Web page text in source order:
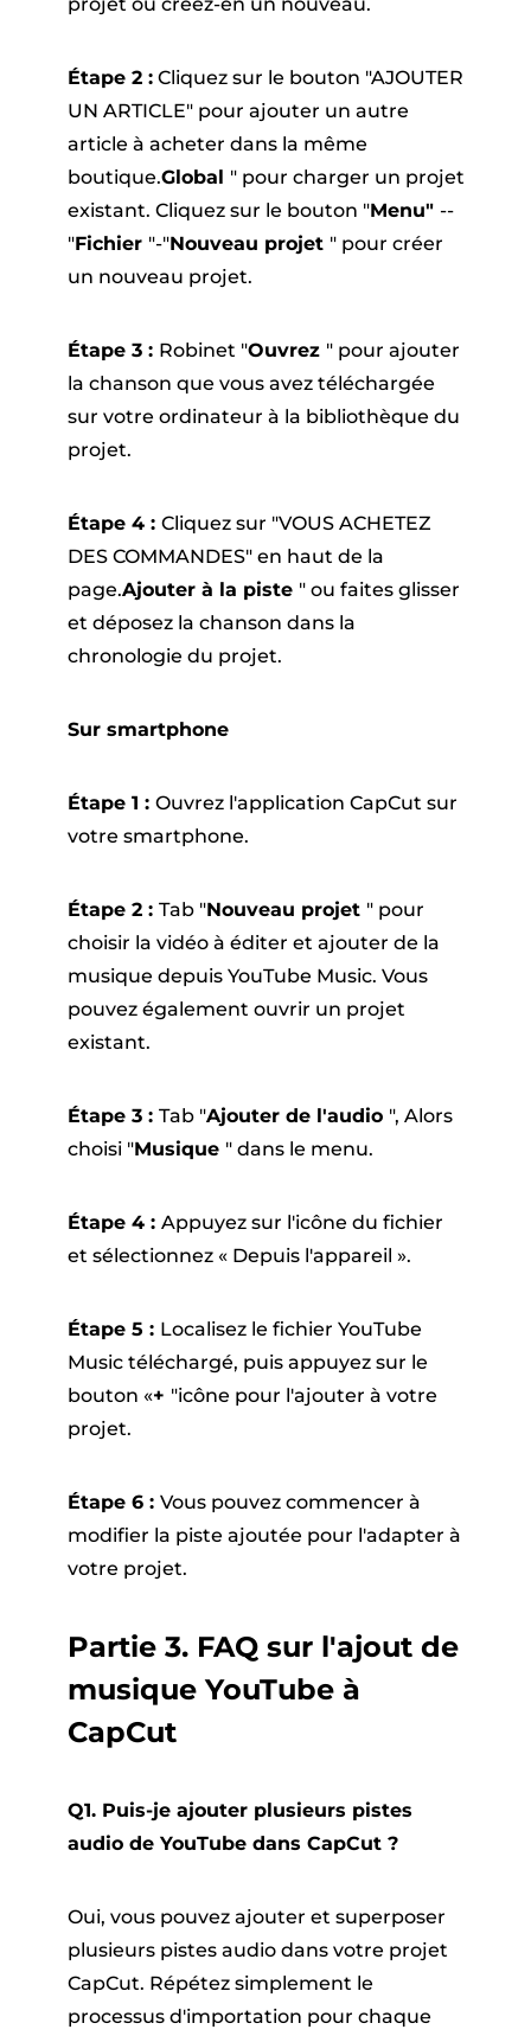
Étape 2 :Cliquez sur le bouton "AJOUTER
UN ARTICLE" pour ajouter un autre
article à acheter dans la même
boutique.Global " pour charger un projet
existant. Cliquez sur le bouton "Menu" --
"Fichier "-"Nouveau projet " pour créer
un nouveau projet.
Étape 3 : Robinet "Ouvrez " pour ajouter
la chanson que vous avez téléchargée
sur votre ordinateur à la bibliothèque du
projet.
Étape 4 : Cliquez sur "VOUS ACHETEZ
DES COMMANDES" en haut de la
page.Ajouter à la piste " ou faites glisser
et déposez la chanson dans la
chronologie du projet.
Sur smartphone
Étape 1 : Ouvrez l'application CapCut sur
votre smartphone.
Étape 2 : Tab "Nouveau projet " pour
choisir la vidéo à éditer et ajouter de la
musique depuis YouTube Music. Vous
pouvez également ouvrir un projet
existant.
Étape 3 : Tab "Ajouter de l'audio ", Alors
choisi "Musique " dans le menu.
Étape 4 : Appuyez sur l'icône du fichier
et sélectionnez « Depuis l'appareil ».
Étape 5 : Localisez le fichier YouTube
Music téléchargé, puis appuyez sur le
bouton «+ "icône pour l'ajouter à votre
projet.
Étape 6 : Vous pouvez commencer à
modifier la piste ajoutée pour l'adapter à
votre projet.
Partie 3. FAQ sur l'ajout de
musique YouTube à
CapCut
Q1. Puis-je ajouter plusieurs pistes
audio de YouTube dans CapCut ?
Oui, vous pouvez ajouter et superposer
plusieurs pistes audio dans votre projet
CapCut. Répétez simplement le
processus d'importation pour chaque